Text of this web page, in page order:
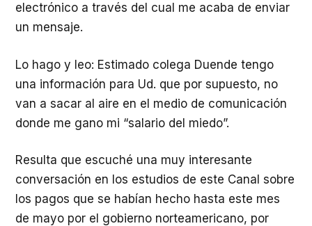
electrónico a través del cual me acaba de enviar
un mensaje.
Lo hago y leo: Estimado colega Duende tengo
una información para Ud. que por supuesto, no
van a sacar al aire en el medio de comunicación
donde me gano mi “salario del miedo”.
Resulta que escuché una muy interesante
conversación en los estudios de este Canal sobre
los pagos que se habían hecho hasta este mes
de mayo por el gobierno norteamericano, por